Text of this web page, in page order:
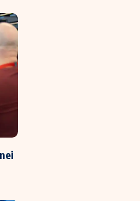
išmokos skaičiuoklė
skaičiuoklė